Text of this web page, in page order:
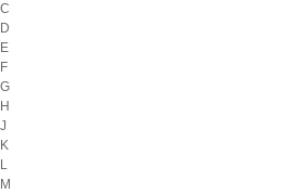
C
D
E
F
G
H
J
K
L
M